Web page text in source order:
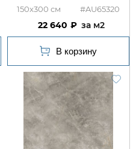
150x300 #AU65320
22 640 м2